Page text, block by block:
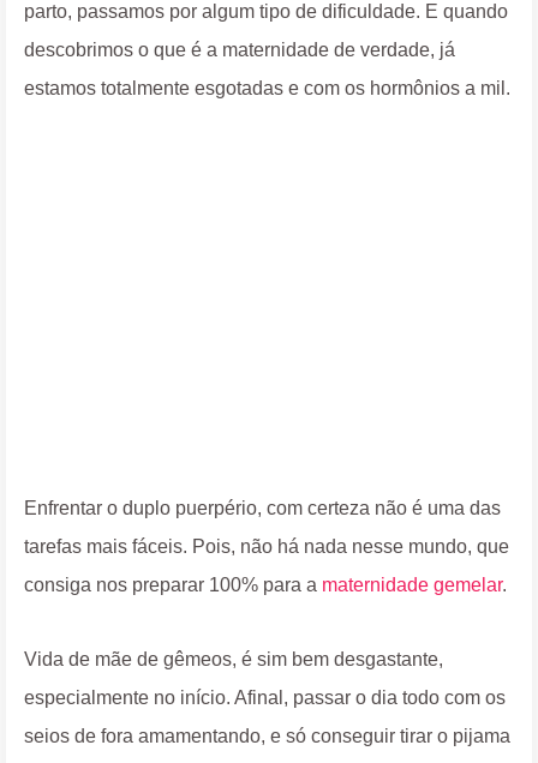
parto, passamos por algum tipo de dificuldade. E quando
descobrimos o que é a maternidade de verdade, já
estamos totalmente esgotadas e com os hormônios a mil.
Enfrentar o duplo puerpério, com certeza não é uma das
tarefas mais fáceis. Pois, não há nada nesse mundo, que
consiga nos preparar 100% para a maternidade gemelar.
Vida de mãe de gêmeos, é sim bem desgastante,
especialmente no início. Afinal, passar o dia todo com os
seios de fora amamentando, e só conseguir tirar o pijama